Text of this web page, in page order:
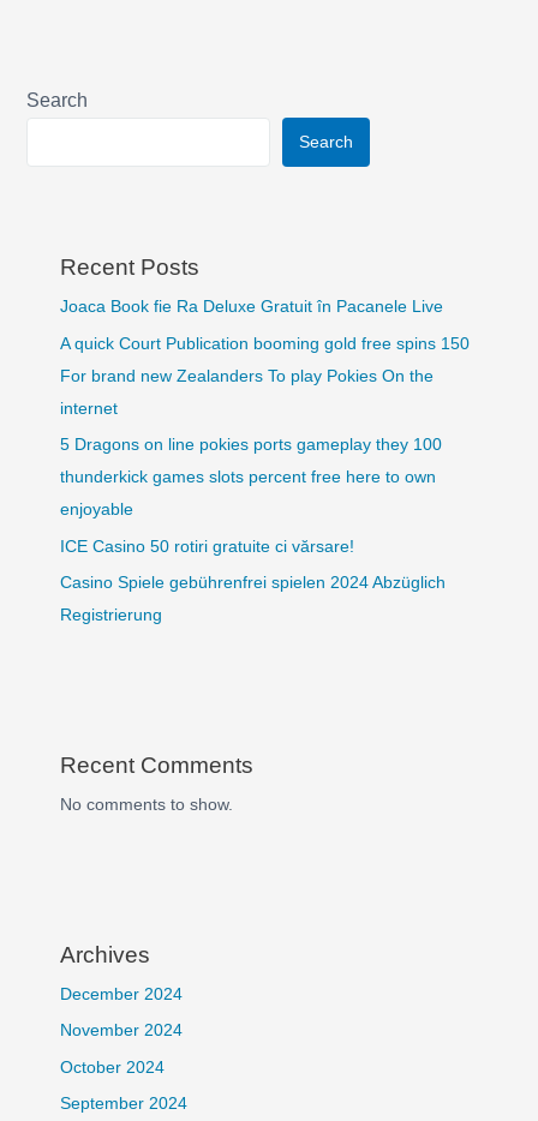
Search
Search
Recent Posts
Joaca Book fie Ra Deluxe Gratuit în Pacanele Live
A quick Court Publication booming gold free spins 150
For brand new Zealanders To play Pokies On the
internet
5 Dragons on line pokies ports gameplay they 100
thunderkick games slots percent free here to own
enjoyable
ICE Casino 50 rotiri gratuite ci vărsare!
Casino Spiele gebührenfrei spielen 2024 Abzüglich
Registrierung
Recent Comments
No comments to show.
Archives
December 2024
November 2024
October 2024
September 2024